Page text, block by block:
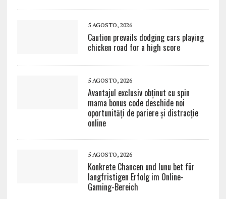
5 AGOSTO, 2026
Caution prevails dodging cars playing
chicken road for a high score
5 AGOSTO, 2026
Avantajul exclusiv obținut cu spin
mama bonus code deschide noi
oportunități de pariere și distracție
online
5 AGOSTO, 2026
Konkrete Chancen und lunu bet für
langfristigen Erfolg im Online-
Gaming-Bereich